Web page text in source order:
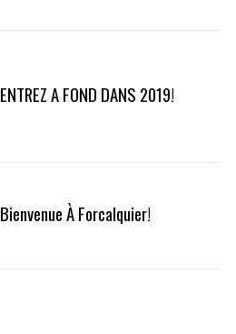
ENTREZ A FOND DANS 2019!
Bienvenue À Forcalquier!